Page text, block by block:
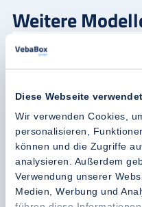
Diese Webseite
Wir verwenden Cookies,
personalisieren,
können und die Zugriffe
analysieren. Außerdem
Verwendung unserer
Medien, Werbung und
Weitere
Eine Lösung,
passt?
Unsere Experten stehen
Kühllösung zu beraten.
Maßgeschneiderte Beratung
Jahrzehntelange Erfahrung in